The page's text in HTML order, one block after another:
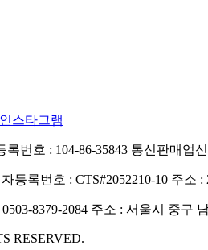
인스타그램
록번호 : 104-86-35843 통신판매업
등록번호 : CTS#2052210-10 주소 :
8379-2084 주소 : 서울시 중구
RESERVED.